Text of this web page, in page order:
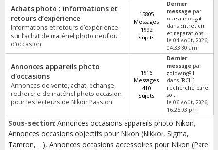
Achats photo : informations et
retours d’expérience
Informations et retours d’expérience
sur l’achat de matériel photo neuf ou
d’occasion
15805
Messages
1992
Sujets
Dernier
message par
oursaunougat
dans Entretien
et reparations...
le 04 Août, 2026,
04:33:30 am
Annonces appareils photo
d'occasions
Annonces de vente, achat, échange,
recherche de matériel photo occasion
pour les lecteurs de Nikon Passion
1916
Messages
410
Sujets
Dernier
message par
goldwing81
dans [RCH]
recherche pare
so...
le 06 Août, 2026,
16:25:03 pm
Sous-section: Annonces occasions appareils photo Nikon,
Annonces occasions objectifs pour Nikon (Nikkor, Sigma,
Tamron, …), Annonces occasions accessoires pour Nikon (Pare